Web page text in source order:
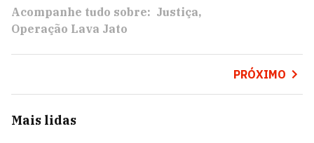
Acompanhe tudo sobre: Justiça
Operação Lava Jato
PRÓXIMO
Mais lidas